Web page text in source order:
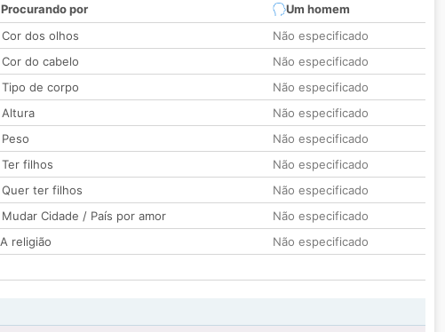
Procurando por
Um homem
Cor dos olhos
Não especificado
Cor do cabelo
Não especificado
Tipo de corpo
Não especificado
Altura
Não especificado
Peso
Não especificado
Ter filhos
Não especificado
Quer ter filhos
Não especificado
Mudar Cidade / País por amor
Não especificado
A religião
Não especificado